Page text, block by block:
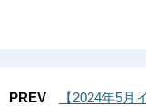
PREV
【2024年5